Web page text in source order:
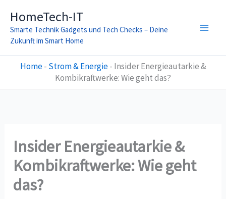
Inhalt
springen
HomeTech-IT
Smarte Technik Gadgets und Tech Checks – Deine
Zukunft im Smart Home
Home- Strom & Energie- Insider Energieautarkie &
Kombikraftwerke: Wie geht das?
Insider Energieautarkie &
Kombikraftwerke: Wie geht
das?